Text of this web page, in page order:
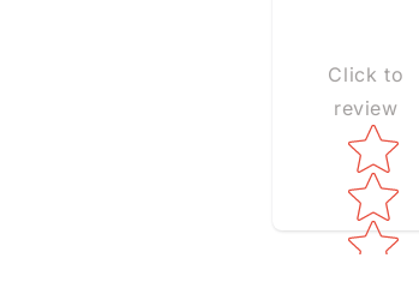
Click to
review
Star rating